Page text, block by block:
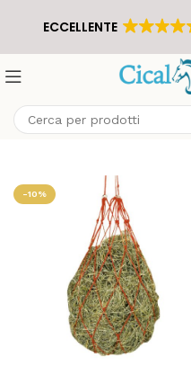
ECCELLENTE
-10%